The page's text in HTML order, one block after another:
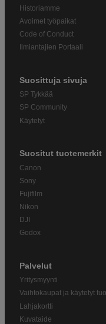
Historiamme
Avoimet työpaikat
Code of Conduct
Ilmiantajien Portaali
Suosittuja sivuja
SP Tykkää
SP Community
Käytetyt
Suositut tuotemerkit
Canon
Sony
Fujifilm
Nikon
DJI
Godox
Palvelut
Yritysmyynti
Vaihtokaupat ja käytetyt
Lahjakortti
Kuvataide